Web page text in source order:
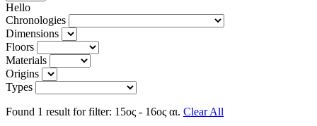
Hello
Chronologies
Dimensions
Floors
Materials
Origins
Types
Found 1 result for filter: 15ος - 16ος αι. Clear All